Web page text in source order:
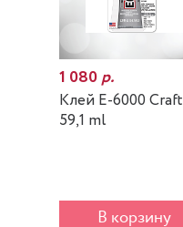
1 080р.
Клей E-6000 Craft
59,1 ml
В корзину